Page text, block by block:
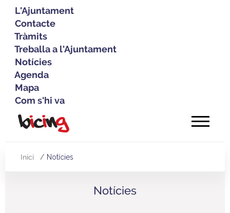
L'Ajuntament
Contacte
Tràmits
Treballa a l'Ajuntament
Notícies
Agenda
Mapa
Com s'hi va
Vés
Inici Notícies
Notícies